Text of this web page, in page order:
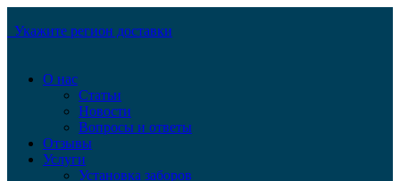
Укажите регион доставки
О нас
Статьи
Новости
Вопросы и ответы
Отзывы
Услуги
Установка заборов